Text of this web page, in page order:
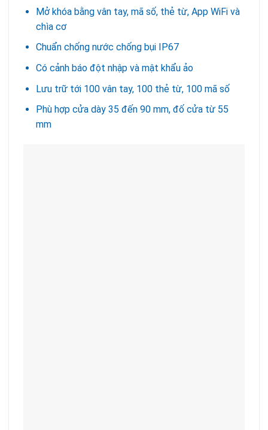
Mở khóa bằng vân tay, mã số, thẻ từ, App WiFi và
chìa cơ
Chuẩn chống nước chống bụi IP67
Có cảnh báo đột nhập và mật khẩu ảo
Lưu trữ tới 100 vân tay, 100 thẻ từ, 100 mã số
Phù hợp cửa dày 35 đến 90 mm, đố cửa từ 55
mm